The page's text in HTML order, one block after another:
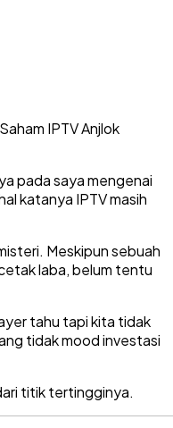
IPTV Anjlok
pada saya mengenai
katanya IPTV masih
Meskipun sebuah
laba, belum tentu
tahu tapi kita tidak
tidak mood investasi
titik tertingginya.